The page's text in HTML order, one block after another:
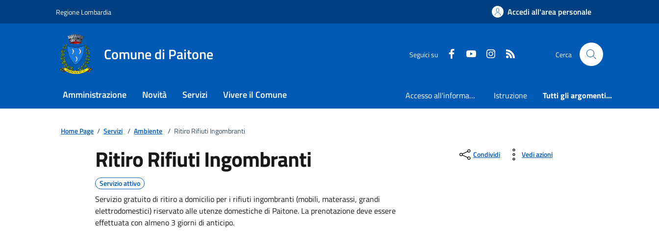
Regione Lombardia Accedi all'area personale
Comune di Paitone Seguici su FaceboookYoutubeInstagram Cerca
Amministrazione Novità Servizi Vivere il Comune Accesso all'informazione Istruzione Tutti gli argomenti...
Home Page / Servizi / Ambiente / Ritiro Rifiuti Ingombranti
Ritiro Rifiuti Ingombranti
Servizio attivo
Servizio gratuito di ritiro a domicilio per i rifiuti ingombranti (mobili, materassi, grandi
elettrodomestici) riservato alle utenze domestiche di Paitone. La prenotazione deve essere
effettuata con almeno 3 giorni di anticipo.
Condividi Vedi azioni